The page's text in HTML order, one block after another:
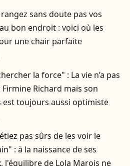
sans doute pas vos
bon endroit : voici où les
une chair parfaite
la force" : La vie n’a pas
Richard mais son
est toujours aussi optimiste
pas sûrs de les voir le
: à la naissance de ses
l'équilibre de Lola Marois ne